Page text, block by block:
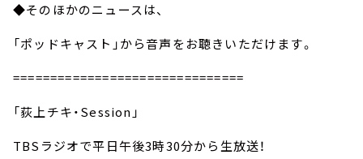
◆そのほかのニュースは、
「ポッドキャスト」から音声をお聴きいただけます。
===============================
「荻上チキ・Session」
TBSラジオで平日午後3時30分から生放送！